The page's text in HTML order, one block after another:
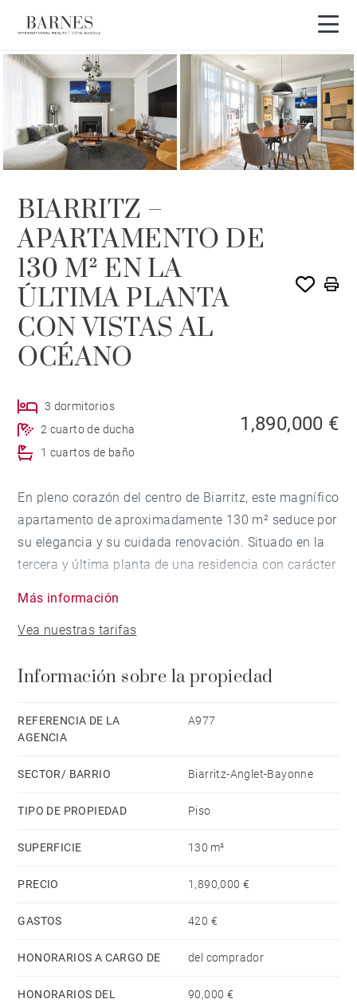
BIARRITZ –
APARTAMENTO DE
130 M² EN LA
ÚLTIMA PLANTA
CON VISTAS AL
OCÉANO
3 dormitorios
2 cuarto de ducha
1 cuartos de baño
1,890,000 €
En pleno corazón del centro de Biarritz, este magnífico
apartamento de aproximadamente 130 m² seduce por
su elegancia y su cuidada renovación. Situado en la
tercera y última planta de una residencia con carácter
de 3 dormitorios, incluyendo una suite principal. Los
distinción al conjunto.
Un lavadero, una despensa y una gran bodega
Más información
Vea nuestras tarifas
Información sobre la propiedad
REFERENCIA DE LA
AGENCIA
A977
SECTOR/ BARRIO Biarritz-Anglet-Bayonne
TIPO DE PROPIEDAD Piso
SUPERFICIE 130 m²
PRECIO 1,890,000 €
GASTOS 420 €
HONORARIOS A CARGO DE del comprador
HONORARIOS DEL
90,000 €